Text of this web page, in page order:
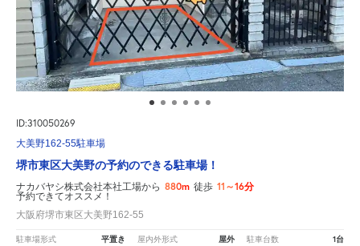
ID:310050269
大美野162-55駐車場
堺市東区大美野の予約のできる駐車場！
ナカバヤシ株式会社本社工場から 880m 徒歩 11～16分
予約できてオススメ！
大阪府堺市東区大美野162-55
駐車場形式 平置き 屋内外形式 屋外 駐車台数 1台